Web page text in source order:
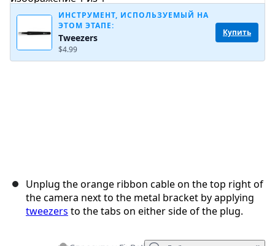
Оставить комментарий
ИНСТРУМЕНТ, ИСПОЛЬЗУЕМЫЙ НА
ЭТОМ ЭТАПЕ:
Tweezers
$4.99
Купить
Unplug the orange ribbon cable on the top right of
the camera next to the metal bracket by applying
tweezers to the tabs on either side of the plug.